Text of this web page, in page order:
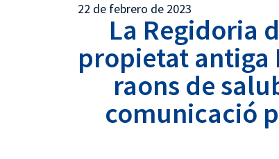
22 de febrero de 2023
La Regidoria
propietat antiga
raons de
comunicació